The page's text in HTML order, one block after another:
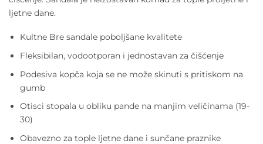
ljetne dane.
Kultne Bre sandale poboljšane kvalitete
Fleksibilan, vodootporan i jednostavan za čišćenje
Podesiva kopča koja se ne može skinuti s pritiskom na
gumb
Otisci stopala u obliku pande na manjim veličinama (19-
30)
Obavezno za tople ljetne dane i sunčane praznike